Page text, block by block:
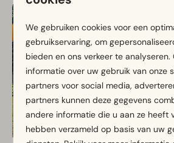
UITGELICHT
We gebruiken cookies voor een
gebruikservaring, om
bieden en ons verkeer te analyseren.
informatie over uw gebruik van onze
partners voor social media,
partners kunnen deze gegevens
andere informatie die u aan ze heeft
hebben verzameld op basis van uw